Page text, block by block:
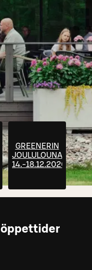
GREENERIN
JOULULOUNAAT
14.-18.12.2026
öppettider